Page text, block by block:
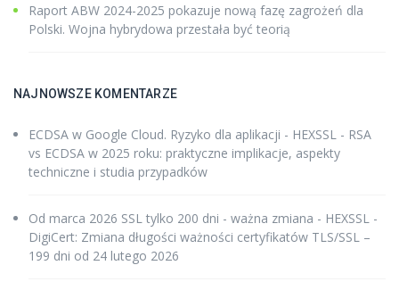
Raport ABW 2024-2025 pokazuje nową fazę zagrożeń dla
Polski. Wojna hybrydowa przestała być teorią
NAJNOWSZE KOMENTARZE
ECDSA w Google Cloud. Ryzyko dla aplikacji - HEXSSL - RSA
vs ECDSA w 2025 roku: praktyczne implikacje, aspekty
techniczne i studia przypadków
Od marca 2026 SSL tylko 200 dni - ważna zmiana - HEXSSL -
DigiCert: Zmiana długości ważności certyfikatów TLS/SSL –
199 dni od 24 lutego 2026